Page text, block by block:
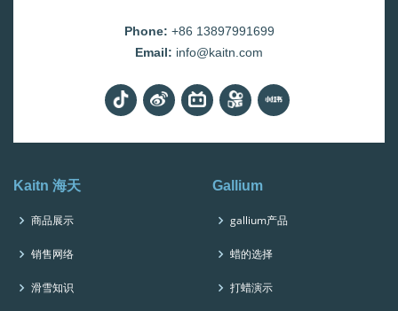
Phone: +86 13897991699
Email: info@kaitn.com
Kaitn 海天
商品展示
销售网络
滑雪知识
Gallium
gallium产品
蜡的选择
打蜡演示